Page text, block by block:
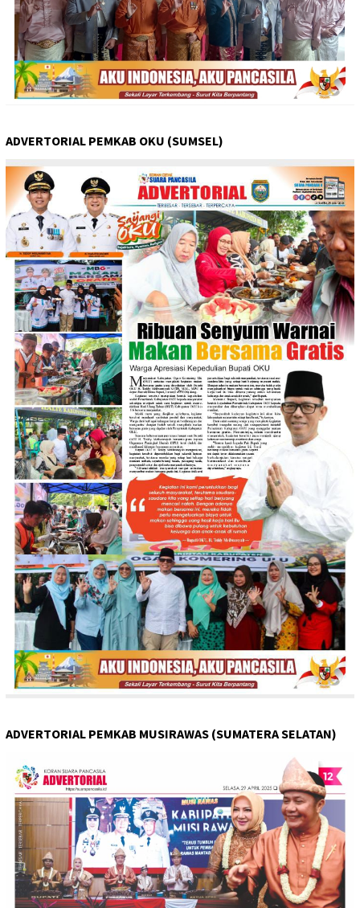
ADVERTORIAL PEMKAB OKU (SUMSEL)
ADVERTORIAL PEMKAB MUSIRAWAS (SUMATERA SELATAN)